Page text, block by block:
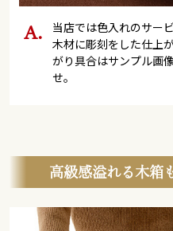
当店では色入れのサー
木材に彫刻をした仕上
がり具合はサンプル画
せ。
高級感溢れる木箱